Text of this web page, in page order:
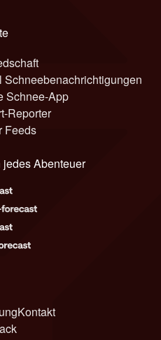
Schneebenachrichtigungen
Schnee-App
Reporter
Feeds
Abenteuer
Kontakt